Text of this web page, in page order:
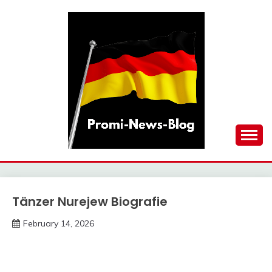
PROMI-NEWS-BLOG
Trends
Tänzer Nurejew Biografie
February 14, 2026